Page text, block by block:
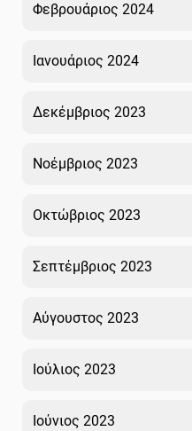
Φεβρουάριος 2024
Ιανουάριος 2024
Δεκέμβριος 2023
Νοέμβριος 2023
Οκτώβριος 2023
Σεπτέμβριος 2023
Αύγουστος 2023
Ιούλιος 2023
Ιούνιος 2023